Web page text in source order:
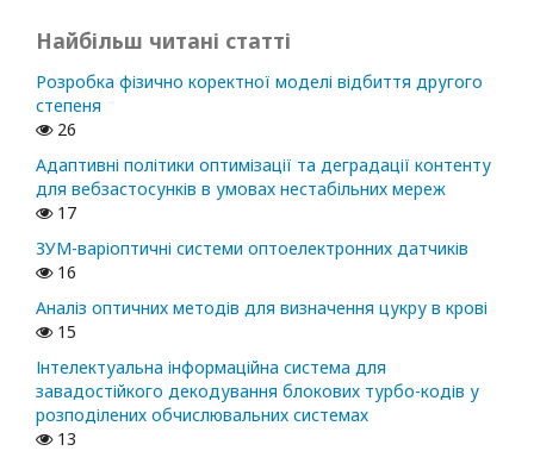
Найбільш читані статті
Розробка фізично коректної моделі відбиття другого
степеня
26
Адаптивні політики оптимізації та деградації контенту
для вебзастосунків в умовах нестабільних мереж
17
ЗУМ-варіоптичні системи оптоелектронних датчиків
16
Аналіз оптичних методів для визначення цукру в крові
15
Інтелектуальна інформаційна система для
завадостійкого декодування блокових турбо-кодів у
розподілених обчислювальних системах
13